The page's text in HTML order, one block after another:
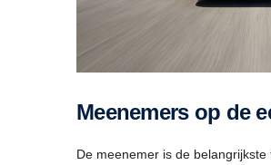
Meenemers op de
De meenemer is de belangrijkste